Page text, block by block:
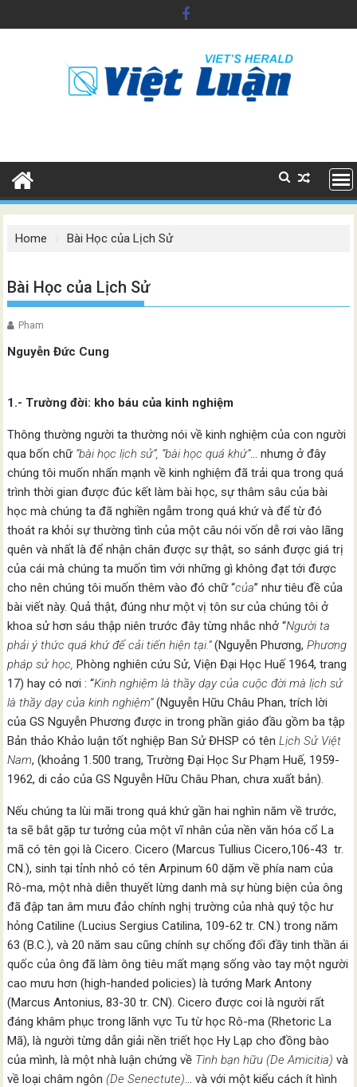
to
Home Bài Học của Lịch Sử
Bài Học của Lịch Sử
Pham
Nguyễn Đức Cung
1.- Trường đời: kho báu của kinh nghiệm
Thông thường người ta thường nói về kinh nghiệm của con người
qua bốn chữ “bài học lịch sử”, “bài học quá khứ”… nhưng ở đây
chúng tôi muốn nhấn mạnh về kinh nghiệm đã trải qua trong quá
trình thời gian được đúc kết làm bài học, sự thâm sâu của bài
học mà chúng ta đã nghiền ngẫm trong quá khứ và để từ đó
thoát ra khỏi sự thường tình của một câu nói vốn dễ rơi vào lãng
quên và nhất là để nhận chân được sự thật, so sánh được giá trị
của cái mà chúng ta muốn tìm với những gì không đạt tới được
cho nên chúng tôi muốn thêm vào đó chữ “của” như tiêu đề của
bài viết này. Quả thật, đúng như một vị tôn sư của chúng tôi ở
khoa sử hơn sáu thập niên trước đây từng nhắc nhở “Người ta
phải ý thức quá khứ để cải tiến hiện tại.”(Nguyễn Phương,Phương
pháp sử học,Phòng nghiên cứu Sử, Viện Đại Học Huế 1964, trang
17) hay có nơi : “Kinh nghiệm là thầy dạy của cuộc đời mà lịch sử
là thầy dạy của kinh nghiệm”(Nguyễn Hữu Châu Phan, trích lời
của GS Nguyễn Phương được in trong phần giáo đầu gồm ba tập
Bản thảo Khảo luận tốt nghiệp Ban Sử ĐHSP có tênLịch Sử Việt
Nam, (khoảng 1.500 trang, Trường Đại Học Sư Phạm Huế, 1959-
1962, di cảo của GS Nguyễn Hữu Châu Phan, chưa xuất bản).
Nếu chúng ta lùi mãi trong quá khứ gần hai nghìn năm về trước,
ta sẽ bắt gặp tư tưởng của một vĩ nhân của nền văn hóa cổ La
mã có tên gọi là Cicero. Cicero (Marcus Tullius Cicero,106-43 tr.
CN.), sinh tại tỉnh nhỏ có tên Arpinum 60 dặm về phía nam của
Rô-ma, một nhà diễn thuyết lừng danh mà sự hùng biện của ông
đã đập tan âm mưu đảo chính nghị trường của nhà quý tộc hư
hỏng Catiline (Lucius Sergius Catilina, 109-62 tr. CN.) trong năm
63 (B.C.), và 20 năm sau cũng chính sự chống đối đầy tinh thần ái
quốc của ông đã làm ông tiêu mất mạng sống vào tay một người
cao mưu hơn (high-handed policies) là tướng Mark Antony
(Marcus Antonius, 83-30 tr. CN). Cicero được coi là người rất
đáng khâm phục trong lãnh vực Tu từ học Rô-ma (Rhetoric La
Mã), là người từng dẫn giải nền triết học Hy Lạp cho đồng bào
của mình, là một nhà luận chứng về Tình bạn hữu (De Amicitia) và
về loại châm ngôn(De Senectute)… và với một kiểu cách ít hình